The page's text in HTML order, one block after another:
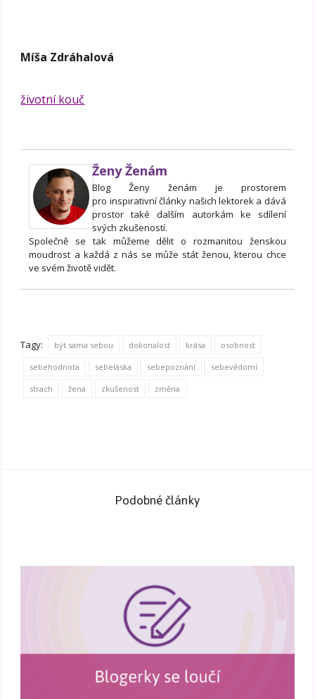
Míša Zdráhalová
životní kouč
Ženy Ženám
Blog Ženy ženám je prostorem
pro inspirativní články našich lektorek a dává
prostor také dalším autorkám ke sdílení
svých zkušeností.
Společně se tak můžeme dělit o rozmanitou ženskou
moudrost a každá z nás se může stát ženou, kterou chce
ve svém životě vidět.
Tagy: být sama sebou dokonalost krása osobnost
sebehodnota sebeláska sebepoznání sebevědomí
strach žena zkušenost změna
Podobné články